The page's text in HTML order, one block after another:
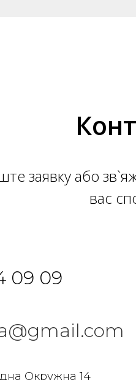
заявку або
вас
09 09
Окружна 14